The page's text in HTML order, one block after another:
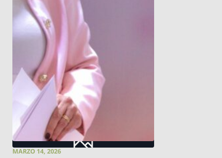
MARZO 14, 2026